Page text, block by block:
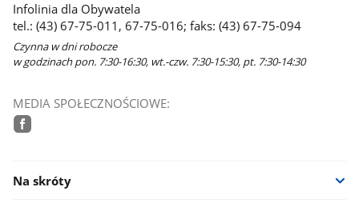
Infolinia dla Obywatela
tel.: (43) 67-75-011, 67-75-016; faks: (43) 67-75-094
Czynna w dni robocze
w godzinach pon. 7:30-16:30, wt.-czw. 7:30-15:30, pt. 7:30-14:30
MEDIA SPOŁECZNOŚCIOWE:
Na skróty